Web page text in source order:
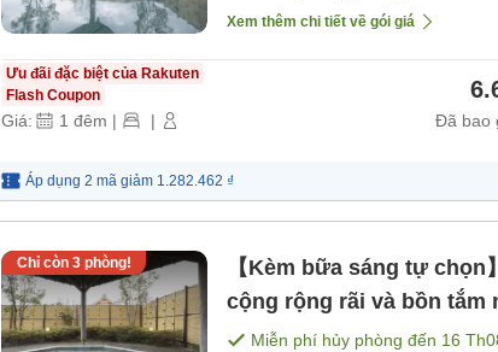
ăn]
Xem thêm chi tiết về gói giá
Ưu đãi đặc biệt của Rakuten
Flash Coupon
Giá: 1 đêm | | Đã bao
Áp dụng 2 mã giảm 1.282.462 ₫
Chỉ còn 3phòng!
【Kèm bữa sáng tự
cộng rộng rãi và bồn
bữa sáng ★ Có thể nhận
Miễn phí hủy phòng đến 16